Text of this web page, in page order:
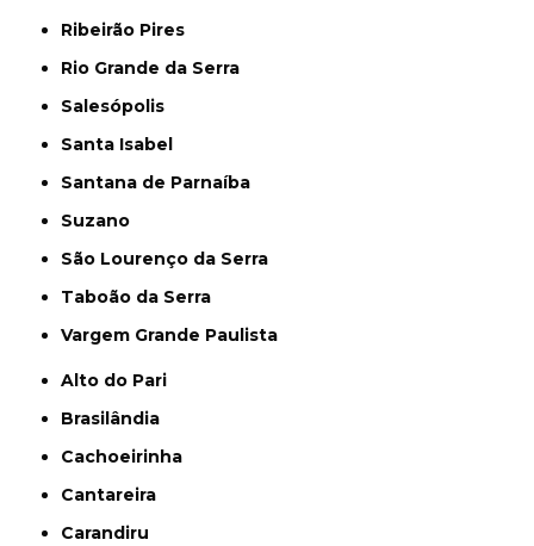
Ribeirão Pires
Rio Grande da Serra
Salesópolis
Santa Isabel
Santana de Parnaíba
Suzano
São Lourenço da Serra
Taboão da Serra
Vargem Grande Paulista
Alto do Pari
Brasilândia
Cachoeirinha
Cantareira
Carandiru